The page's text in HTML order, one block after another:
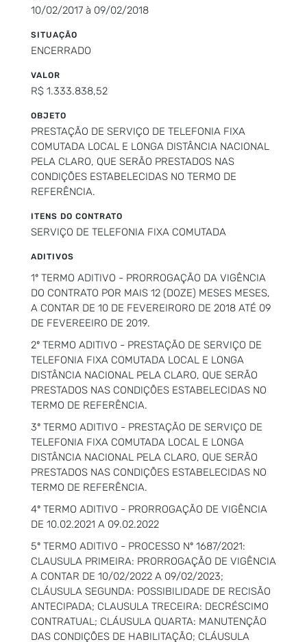
10/02/2017 à 09/02/2018
SITUAÇÃO
ENCERRADO
VALOR
R$ 1.333.838,52
OBJETO
PRESTAÇÃO DE SERVIÇO DE TELEFONIA FIXA
COMUTADA LOCAL E LONGA DISTÂNCIA NACIONAL
PELA CLARO, QUE SERÃO PRESTADOS NAS
CONDIÇÕES ESTABELECIDAS NO TERMO DE
REFERÊNCIA.
ITENS DO CONTRATO
SERVIÇO DE TELEFONIA FIXA COMUTADA
ADITIVOS
1º TERMO ADITIVO - PRORROGAÇÃO DA VIGÊNCIA
DO CONTRATO POR MAIS 12 (DOZE) MESES MESES,
A CONTAR DE 10 DE FEVEREIRORO DE 2018 ATÉ 09
DE FEVEREEIRO DE 2019.
2º TERMO ADITIVO - PRESTAÇÃO DE SERVIÇO DE
TELEFONIA FIXA COMUTADA LOCAL E LONGA
DISTÂNCIA NACIONAL PELA CLARO, QUE SERÃO
PRESTADOS NAS CONDIÇÕES ESTABELECIDAS NO
TERMO DE REFERÊNCIA.
3º TERMO ADITIVO - PRESTAÇÃO DE SERVIÇO DE
TELEFONIA FIXA COMUTADA LOCAL E LONGA
DISTÂNCIA NACIONAL PELA CLARO, QUE SERÃO
PRESTADOS NAS CONDIÇÕES ESTABELECIDAS NO
TERMO DE REFERÊNCIA.
4º TERMO ADITIVO - PRORROGAÇÃO DE VIGÊNCIA
DE 10.02.2021 A 09.02.2022
5º TERMO ADITIVO - PROCESSO Nº 1687/2021:
CLAUSULA PRIMEIRA: PRORROGAÇÃO DE VIGÊNCIA
A CONTAR DE 10/02/2022 A 09/02/2023;
CLÁUSULA SEGUNDA: POSSIBILIDADE DE RECISÃO
ANTECIPADA; CLAUSULA TRECEIRA: DECRÉSCIMO
CONTRATUAL; CLÁUSULA QUARTA: MANUTENÇÃO
DAS CONDIÇÕES DE HABILITAÇÃO; CLÁUSULA